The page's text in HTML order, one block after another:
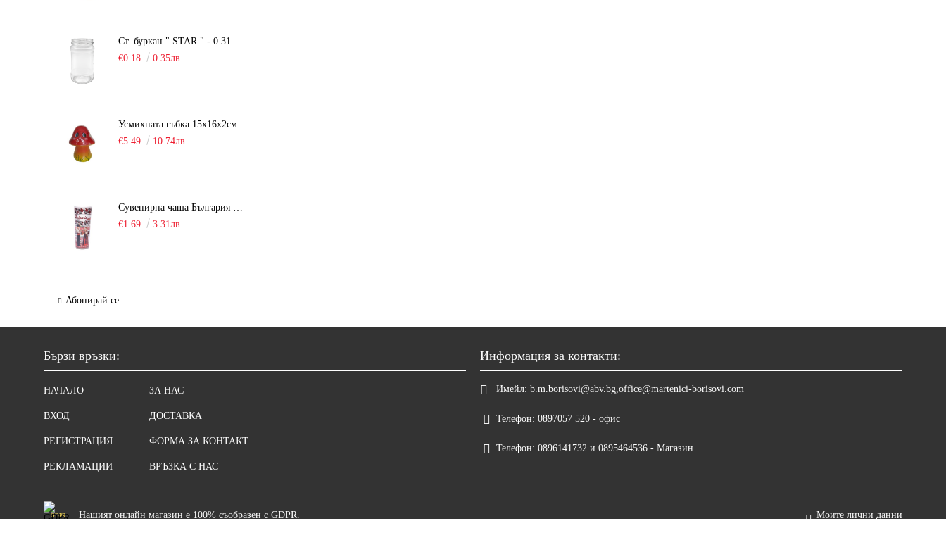
Ст. буркан " STAR " - 0.314 мл.
€0.18
0.35лв.
Усмихната гъбка 15х16х2см.
€5.49
10.74лв.
Сувенирна чаша България / шот /
€1.69
3.31лв.
Абонирай се
Бързи връзки:
НАЧАЛО
ВХОД
РЕГИСТРАЦИЯ
РЕКЛАМАЦИИ
ЗА НАС
ДОСТАВКА
ФОРМА ЗА КОНТАКТ
ВРЪЗКА С НАС
Информация за контакти:
Имейл: b.m.borisovi@abv.bg,office@martenici-borisovi.com
Телефон: 0897057 520 - офис
Телефон: 0896141732 и 0895464536 - Магазин
GDPR Нашият онлайн магазин е 100% съобразен с GDPR. Моите лични данни